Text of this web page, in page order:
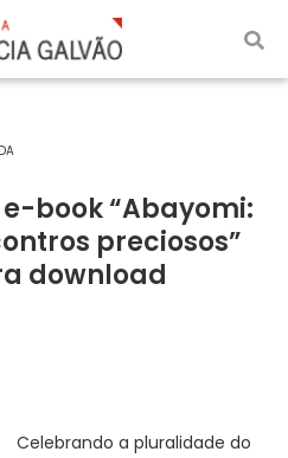
book “Abayomi:
preciosos”
download
Celebrando a pluralidade do